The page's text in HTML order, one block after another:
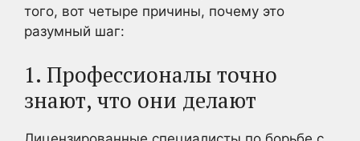
того, вот четыре причины, почему это
разумный шаг:
1. Профессионалы точно
знают, что они делают